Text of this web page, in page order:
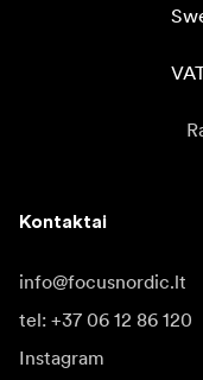
Kontaktai
info@focusnordic.lt
tel: +37 06 12 86 120
Instagram